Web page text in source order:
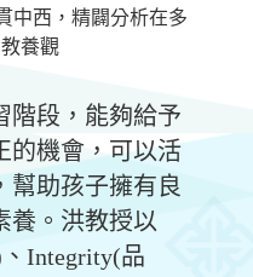
中西，精闢分析在多
養觀
段，能夠給予
的機會，可以活
幫助孩子擁有良
養。洪教授以
、 Integrity(品